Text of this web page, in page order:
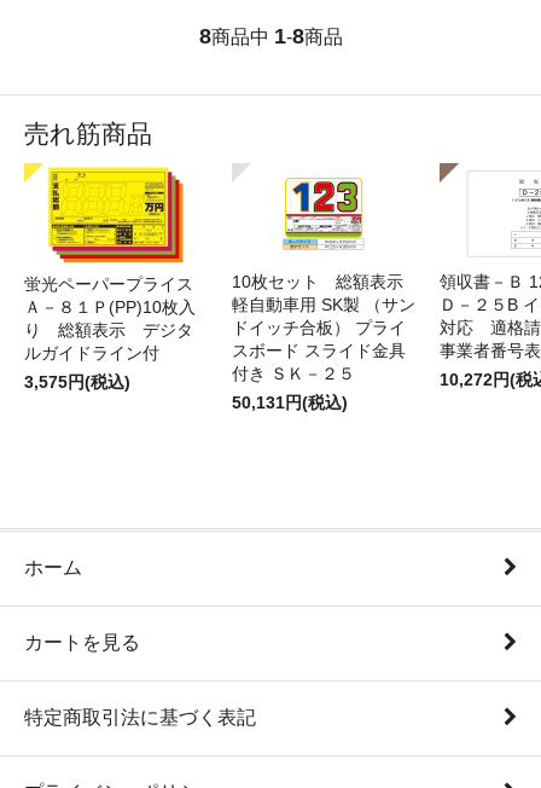
8商品中 1-8商品
売れ筋商品
蛍光ペーパープライス
Ａ－８１Ｐ(PP)10枚入
り 総額表示 デジタ
ルガイドライン付
3,575円(税込)
10枚セット 総額表示
軽自動車用 SK製 （サン
ドイッチ合板） プライ
スボード スライド金具
付き ＳＫ－２５
50,131円(税込)
領収書－Ｂ
Ｄ－２５B
対応 適格請
事業者番号
10,272円(税
ホーム
カートを見る
特定商取引法に基づく表記